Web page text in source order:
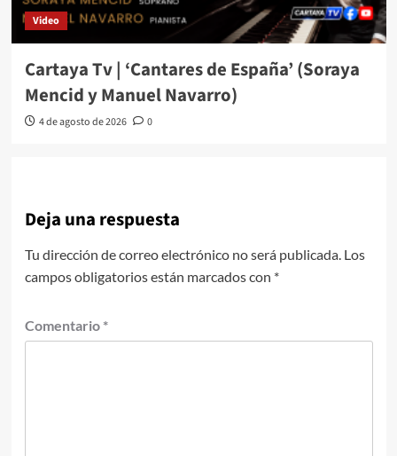
Video
Cartaya Tv | ‘Cantares de España’ (Soraya
Mencid y Manuel Navarro)
4 de agosto de 2026 0
Deja una respuesta
Tu dirección de correo electrónico no será publicada. Los
campos obligatorios están marcados con *
Comentario *